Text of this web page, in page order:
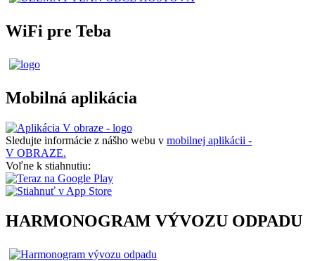
WiFi pre Teba
Mobilná aplikácia
Sledujte informácie z nášho webu v mobilnej aplikácii -
V OBRAZE.
Voľne k stiahnutiu:
HARMONOGRAM VÝVOZU ODPADU